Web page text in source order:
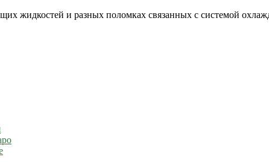
жидкостей и разных поломках связанных с системой